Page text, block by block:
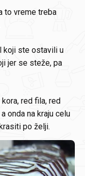
to vreme treba
koji ste ostavili u
jer se steže, pa
red fila, red
onda na kraju celu
po želji.